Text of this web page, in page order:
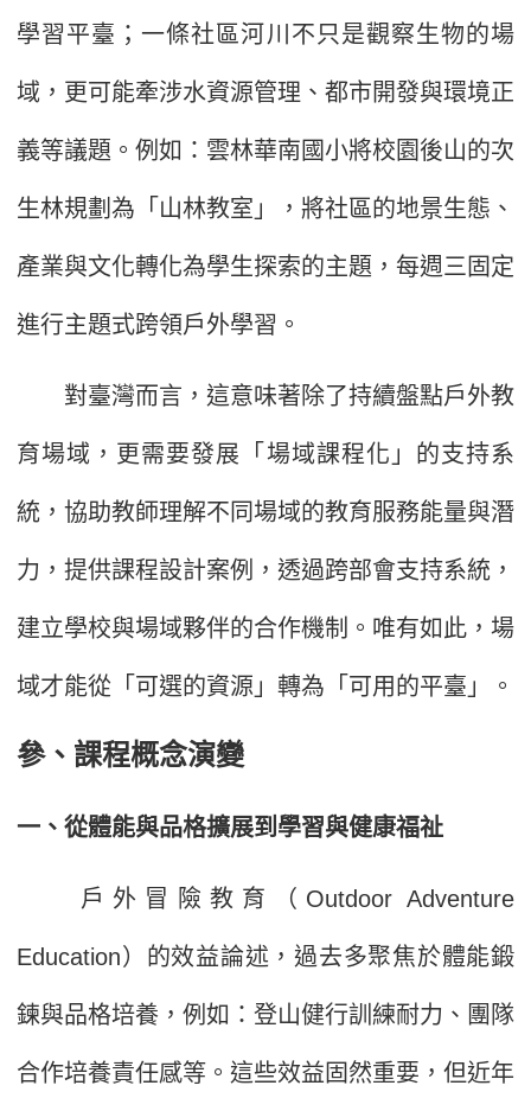
學習平臺；一條社區河川不只是觀察生物的場
域，更可能牽涉水資源管理、都市開發與環境正
義等議題。例如：雲林華南國小將校園後山的次
生林規劃為「山林教室」，將社區的地景生態、
產業與文化轉化為學生探索的主題，每週三固定
進行主題式跨領戶外學習。
對臺灣而言，這意味著除了持續盤點戶外教
育場域，更需要發展「場域課程化」的支持系
統，協助教師理解不同場域的教育服務能量與潛
力，提供課程設計案例，透過跨部會支持系統，
建立學校與場域夥伴的合作機制。唯有如此，場
域才能從「可選的資源」轉為「可用的平臺」。
參、課程概念演變
一、從體能與品格擴展到學習與健康福祉
戶外冒險教育（Outdoor Adventure
Education）的效益論述，過去多聚焦於體能鍛
鍊與品格培養，例如：登山健行訓練耐力、團隊
合作培養責任感等。這些效益固然重要，但近年